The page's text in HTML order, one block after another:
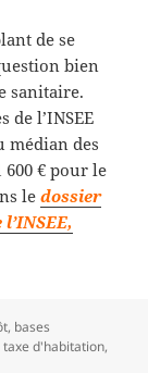
de se
bien
sanitaire.
de l’INSEE
médian des
600 € pour le
ledossier
, bases
taxe d'habitation,